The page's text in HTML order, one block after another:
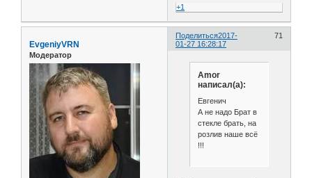
+1
Поделиться 71
2017-
01-27 16:28:17
EvgeniyVRN
Модератор
Amor
написал(а):
Евгенич
А не надо Брат в
стекле брать, на
розлив наше всё
!!!